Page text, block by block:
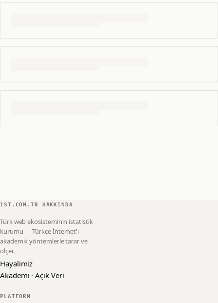
1ST.COM.TR HAKKINDA
Türk web ekosisteminin istatistik
kurumu — Türkçe İnternet'i
akademik yöntemlerle tarar ve
ölçer.
Hayalimiz
Akademi · Açık Veri
PLATFORM